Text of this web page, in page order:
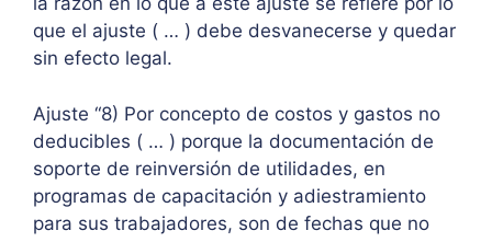
que el ajuste ( … ) debe desvanecerse y quedar
sin efecto legal.
Ajuste “8) Por concepto de costos y gastos no
deducibles ( … ) porque la documentación de
soporte de reinversión de utilidades, en
programas de capacitación y adiestramiento
para sus trabajadores, son de fechas que no